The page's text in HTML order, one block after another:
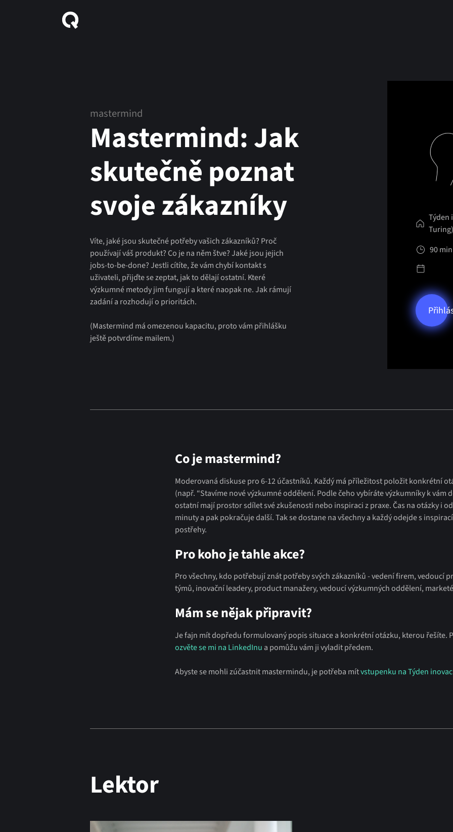
Týden
90
mastermind
Mastermind: Jak
skutečně poznat
svoje zákazníky
Víte, jaké jsou skutečné potřeby vašich zákazníků? Proč
používají váš produkt? Co je na něm štve? Jaké jsou jejich
jobs-to-be-done? Jestli cítíte, že vám chybí kontakt s
uživateli, přijďte se zeptat, jak to dělají ostatní. Které
výzkumné metody jim fungují a které naopak ne. Jak rámují
zadání a rozhodují o prioritách.
(Mastermind má omezenou kapacitu, proto vám přihlášku
ještě potvrdíme mailem.)
Co je mastermind?
Moderovaná diskuse pro 6-12 účastníků. Každý má příležitost položit konkrétní
(např. “Stavíme nové výzkumné oddělení. Podle čeho vybíráte výzkumníky k vám
ostatní mají prostor sdílet své zkušenosti nebo inspiraci z praxe. Čas na otázky i
minuty a pak pokračuje další. Tak se dostane na všechny a každý odejde s
postřehy.
Pro koho je tahle akce?
Pro všechny, kdo potřebují znát potřeby svých zákazníků - vedení firem, vedoucí
týmů, inovační leadery, product manažery, vedoucí výzkumných oddělení,
Mám se nějak připravit?
Je fajn mít dopředu formulovaný popis situace a konkrétní otázku, kterou řešíte.
ozvěte se mi na LinkedInu a pomůžu vám ji vyladit předem.
Abyste se mohli zúčastnit mastermindu, je potřeba mítvstupenku na Týden
Lektor